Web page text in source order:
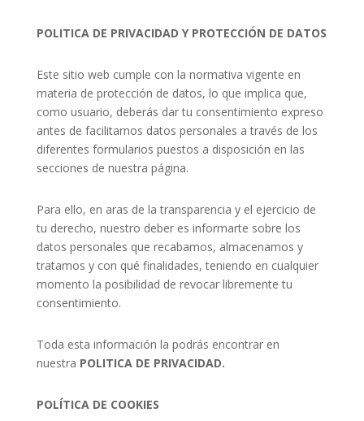
POLITICA DE PRIVACIDAD Y PROTECCIÓN DE DATOS
Este sitio web cumple con la normativa vigente en
materia de protección de datos, lo que implica que,
como usuario, deberás dar tu consentimiento expreso
antes de facilitarnos datos personales a través de los
diferentes formularios puestos a disposición en las
secciones de nuestra página.
Para ello, en aras de la transparencia y el ejercicio de
tu derecho, nuestro deber es informarte sobre los
datos personales que recabamos, almacenamos y
tratamos y con qué finalidades, teniendo en cualquier
momento la posibilidad de revocar libremente tu
consentimiento.
Toda esta información la podrás encontrar en
nuestra POLITICA DE PRIVACIDAD.
POLÍTICA DE COOKIES